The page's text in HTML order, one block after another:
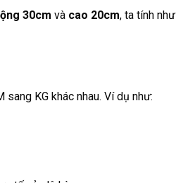
30cm và cao 20cm, ta tính như
KG khác nhau. Ví dụ như: